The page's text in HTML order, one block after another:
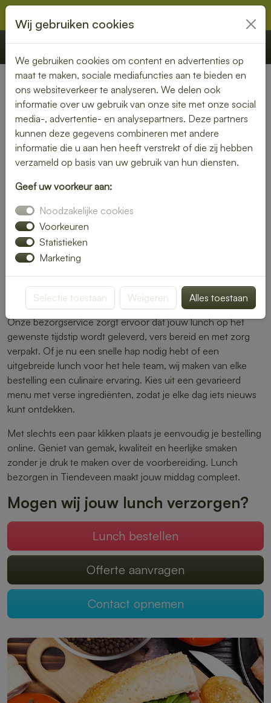
€ 0,00 Offerte Bestellen
Nederland» Tiendeveen
Lunch laten bezorgen in
Tiendeveen – vers, snel en
smaakvol
maken? Laat je lunch bezorgen in Tiendeveen en geniet van
verse, smaakvolle gerechten zonder gedoe. Of je nu op
kantoor bent, thuiswerkt of gewoon zin hebt in een
ontspannen middagpauze, een bezorgde lunch is altijd een
warme maaltijden – er is altijd iets dat perfect aansluit bij
jouw smaak.
Onze bezorgservice zorgt ervoor dat jouw lunch op het
gewenste tijdstip wordt geleverd, vers bereid en met zorg
verpakt. Of je nu een snelle hap nodig hebt of een
uitgebreide lunch voor het hele team, wij maken van elke
bestelling een culinaire ervaring. Kies uit een gevarieerd
menu met verse ingrediënten, zodat je elke dag iets nieuws
kunt ontdekken.
Met slechts een paar klikken plaats je eenvoudig je bestelling
online. Geniet van gemak, kwaliteit en heerlijke smaken
zonder je druk te maken over de voorbereiding. Lunch
bezorgen in Tiendeveen maakt jouw middag compleet.
Mogen wij jouw lunch verzorgen?
Lunch bestellen
Offerte aanvragen
Contact opnemen
Wij gebruiken cookies
We gebruiken cookies om content en advertenties op
maat te maken, sociale mediafuncties aan te bieden en
ons websiteverkeer te analyseren. We delen ook
informatie over uw gebruik van onze site met onze social
media-, advertentie- en analysepartners. Deze partners
kunnen deze gegevens combineren met andere
informatie die u aan hen heeft verstrekt of die zij hebben
verzameld op basis van uw gebruik van hun diensten.
Geef uw voorkeur aan:
Noodzakelijke cookies
Voorkeuren
Statistieken
Marketing
Selectie toestaan Weigeren Alles toestaan